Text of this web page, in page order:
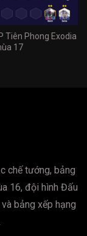
Tiên Phong Exodia
17
chế tướng, bảng
16, đội hình Đấu
bảng xếp hạng